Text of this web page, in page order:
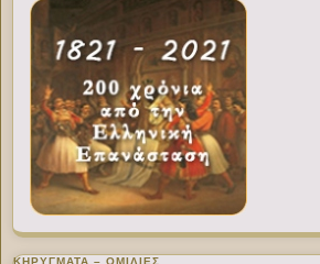
ΚΗΡΥΓΜΑΤΑ – ΟΜΙΛΙΕΣ